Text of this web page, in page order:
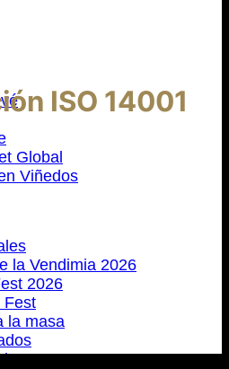
Global
Viñedos
la Vendimia 2026
2026
Fest
la masa
ISO 14001